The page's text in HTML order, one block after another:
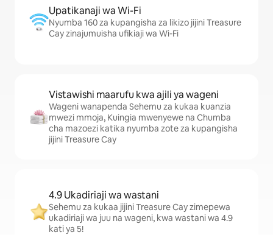
Upatikanaji wa Wi-Fi
Nyumba 160 za kupangisha za likizo jijini Treasure
Cay zinajumuisha ufikiaji wa Wi-Fi
Vistawishi maarufu kwa ajili ya wageni
Wageni wanapenda Sehemu za kukaa kuanzia
mwezi mmoja, Kuingia mwenyewe na Chumba
cha mazoezi katika nyumba zote za kupangisha
jijini Treasure Cay
4.9 Ukadiriaji wa wastani
Sehemu za kukaa jijini Treasure Cay zimepewa
ukadiriaji wa juu na wageni, kwa wastani wa 4.9
kati ya 5!